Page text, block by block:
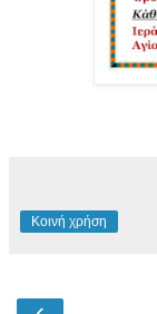
Κοινή χρήση